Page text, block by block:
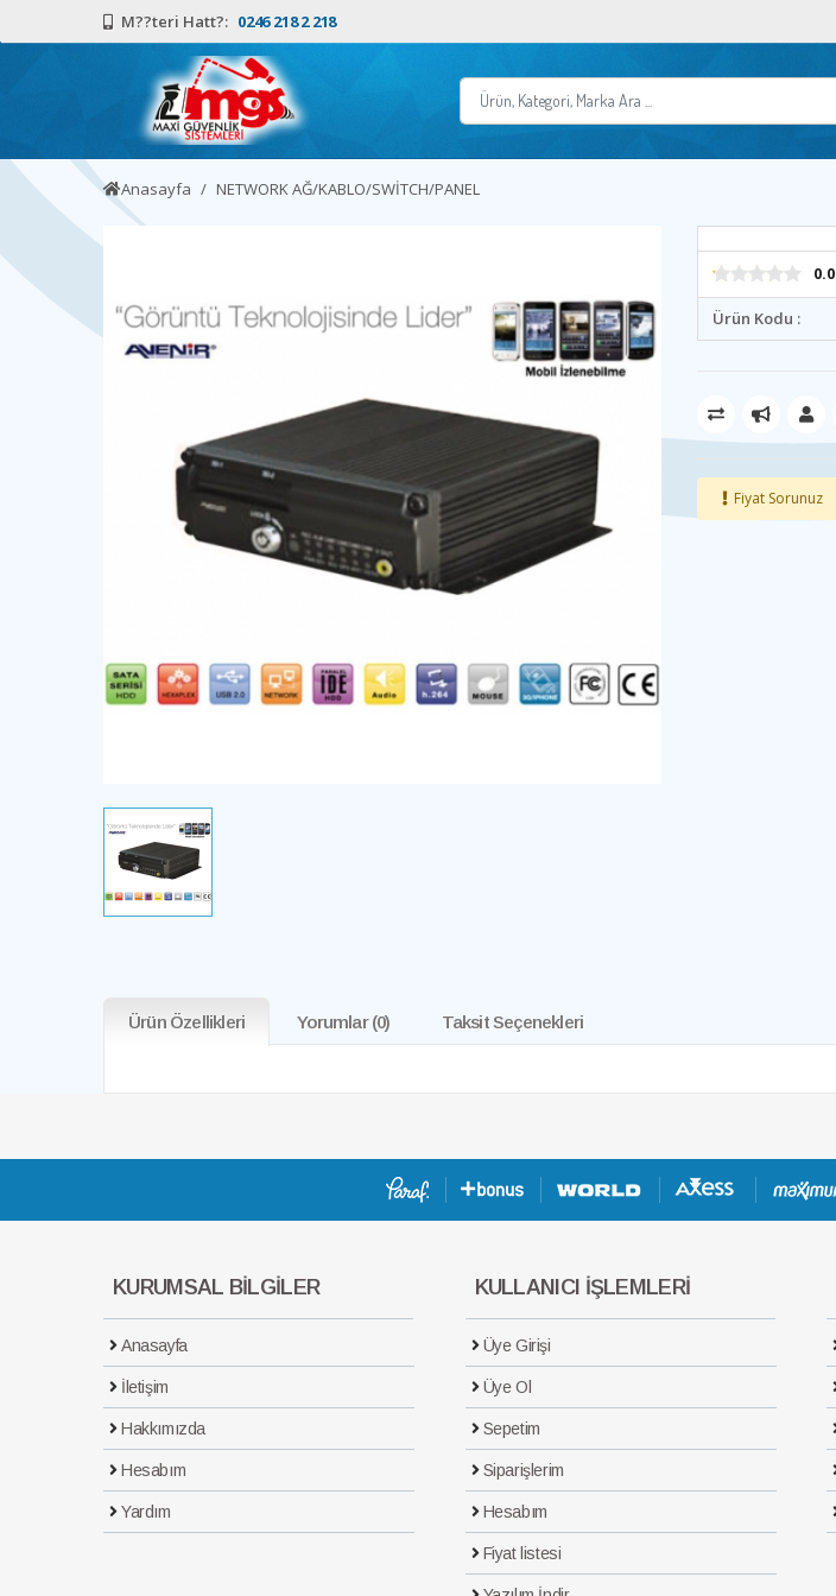
M??teri Hatt?: 0246 218 2 218
Anasayfa NETWORK AĞ/KABLO/SWİTCH/PANEL
0.0
Ürün Kodu :
Fiyat Sorunuz
Ürün Özellikleri Yorumlar(0) Taksit Seçenekleri
KURUMSAL BİLGİLER
Anasayfa
İletişim
Hakkımızda
Hesabım
Yardım
KULLANICI İŞLEMLERİ
Üye Girişi
Üye Ol
Sepetim
Siparişlerim
Hesabım
Fiyat listesi